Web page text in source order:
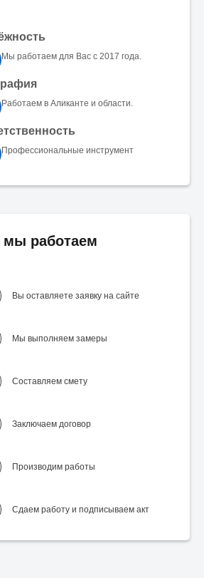
Мы работаем для Вас с 2017 года.
Работаем в Аликанте и области.
Профессиональные инструмент
мы работаем
Вы оставляете заявку на сайте
Мы выполняем замеры
Составляем смету
Заключаем договор
Производим работы
Сдаем работу и подписываем акт